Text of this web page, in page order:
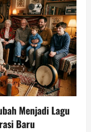
Menjadi Lagu
Baru